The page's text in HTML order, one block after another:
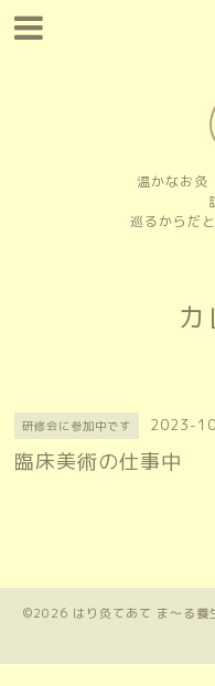
温かなお灸
訪
巡るからだと
カ
研修会に参加中です 2023-
臨床美術の仕事中
©2026 はり灸てあて ま〜る